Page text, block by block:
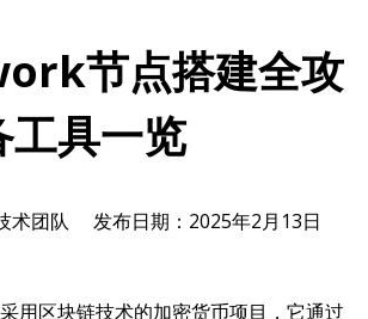
节点搭建全攻
工具一览
术团队 发布日期： 2025年2月13日
用区块链技术的加密货币项目，它通过